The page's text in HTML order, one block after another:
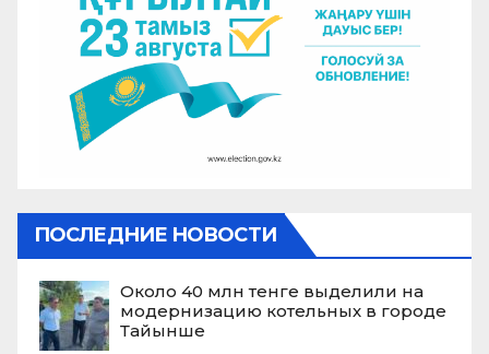
ПОСЛЕДНИЕ НОВОСТИ
Около 40 млн тенге выделили на
модернизацию котельных в городе
Тайынше